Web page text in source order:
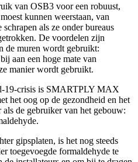
van OSB3 voor een robuust,
kunnen weerstaan, van
als ze onder bureaus
De voordelen zijn
de muren wordt gebruikt:
aan een hoge mate van
manier wordt gebruikt.
19-crisis is SMARTPLY MAX
het oog op de gezondheid en het
de gebruiker van het gebouw:
gipsplaten, is het nog steeds
toegevoegde formaldehyde te